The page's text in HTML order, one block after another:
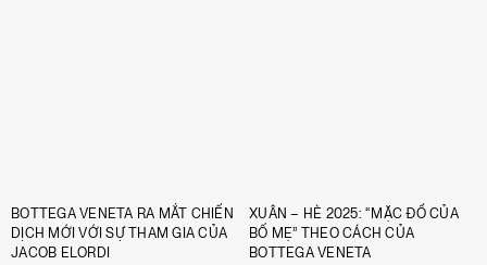
BOTTEGA VENETA RA MẮT CHIẾN
DỊCH MỚI VỚI SỰ THAM GIA CỦA
JACOB ELORDI
XUÂN – HÈ 2025: “MẶC ĐỒ CỦA
BỐ MẸ” THEO CÁCH CỦA
BOTTEGA VENETA